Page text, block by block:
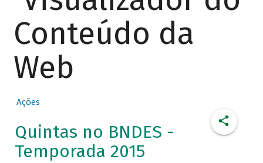
Conteúdo da
Web
Ações
Quintas no BNDES -
Temporada 2015